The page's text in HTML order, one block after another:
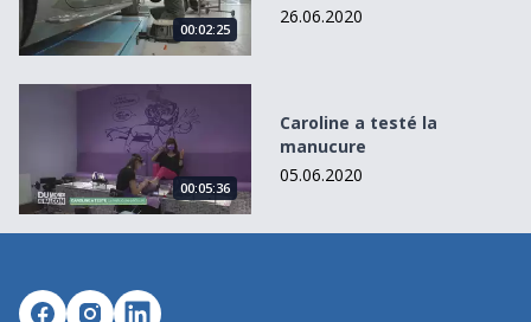
00:02:25
26.06.2020
Caroline a testé la manucure
00:05:36
Caroline a testé la
manucure
05.06.2020